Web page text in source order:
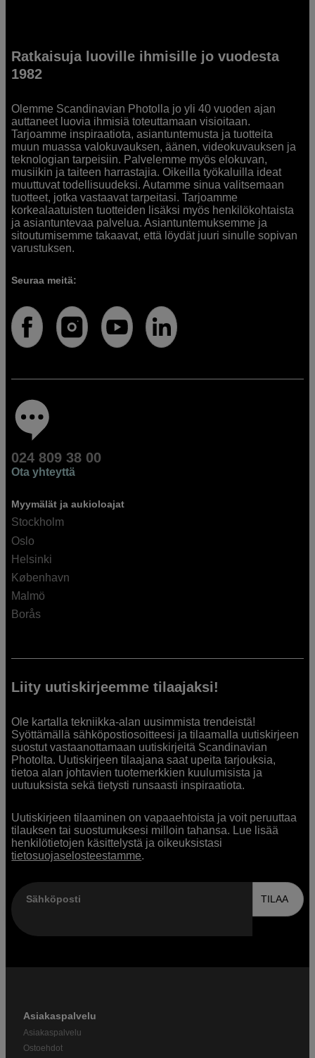
Ratkaisuja luoville ihmisille jo vuodesta
1982
Olemme Scandinavian Photolla jo yli 40 vuoden ajan
auttaneet luovia ihmisiä toteuttamaan visioitaan.
Tarjoamme inspiraatiota, asiantuntemusta ja tuotteita
muun muassa valokuvauksen, äänen, videokuvauksen ja
teknologian tarpeisiin. Palvelemme myös elokuvan,
musiikin ja taiteen harrastajia. Oikeilla työkaluilla ideat
muuttuvat todellisuudeksi. Autamme sinua valitsemaan
tuotteet, jotka vastaavat tarpeitasi. Tarjoamme
korkealaatuisten tuotteiden lisäksi myös henkilökohtaista
ja asiantuntevaa palvelua. Asiantuntemuksemme ja
sitoutumisemme takaavat, että löydät juuri sinulle sopivan
varustuksen.
Seuraa meitä:
024 809 38 00
Ota yhteyttä
Myymälät ja aukioloajat
Stockholm
Oslo
Helsinki
København
Malmö
Borås
Liity uutiskirjeemme tilaajaksi!
Ole kartalla tekniikka-alan uusimmista trendeistä!
Syöttämällä sähköpostiosoitteesi ja tilaamalla uutiskirjeen
suostut vastaanottamaan uutiskirjeitä Scandinavian
Photolta. Uutiskirjeen tilaajana saat upeita tarjouksia,
tietoa alan johtavien tuotemerkkien kuulumisista ja
uutuuksista sekä tietysti runsaasti inspiraatiota.
Uutiskirjeen tilaaminen on vapaaehtoista ja voit peruuttaa
tilauksen tai suostumuksesi milloin tahansa. Lue lisää
henkilötietojen käsittelystä ja oikeuksistasi
tietosuojaselosteestamme.
Sähköposti TILAA
Asiakaspalvelu
Asiakaspalvelu
Ostoehdot